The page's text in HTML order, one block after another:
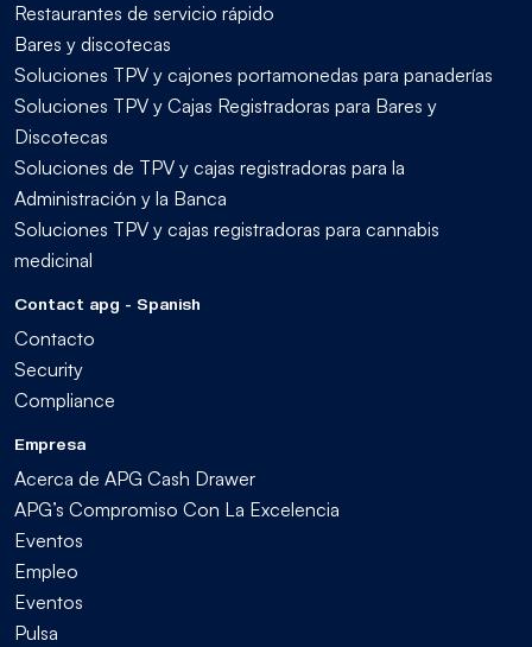
Restaurantes de servicio rápido
Bares y discotecas
Soluciones TPV y cajones portamonedas para panaderías
Soluciones TPV y Cajas Registradoras para Bares y
Discotecas
Soluciones de TPV y cajas registradoras para la
Administración y la Banca
Soluciones TPV y cajas registradoras para cannabis
medicinal
Contact apg - Spanish
Contacto
Security
Compliance
Empresa
Acerca de APG Cash Drawer
APG’s Compromiso Con La Excelencia
Eventos
Empleo
Eventos
Pulsa